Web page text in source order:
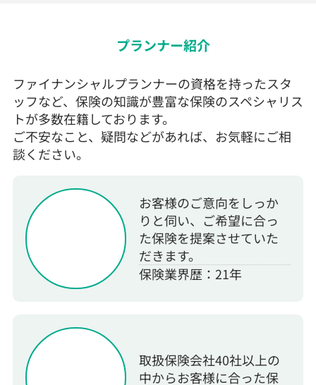
プランナー紹介
ファイナンシャルプランナーの資格を持ったスタ
ッフなど、保険の知識が豊富な保険のスペシャリス
トが多数在籍しております。
ご不安なこと、疑問などがあれば、お気軽にご相
談ください。
お客様のご意向をしっか
りと伺い、ご希望に合っ
た保険を提案させていた
だきます。
保険業界歴：21年
取扱保険会社40社以上の
中からお客様に合った保